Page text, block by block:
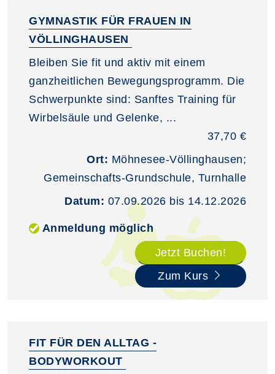
GYMNASTIK FÜR FRAUEN IN
VÖLLINGHAUSEN
Bleiben Sie fit und aktiv mit einem
ganzheitlichen Bewegungsprogramm. Die
Schwerpunkte sind: Sanftes Training für
Wirbelsäule und Gelenke, ...
37,70 €
Ort: Möhnesee-Völlinghausen;
Gemeinschafts-Grundschule, Turnhalle
Datum: 07.09.2026 bis 14.12.2026
Anmeldung möglich
Jetzt Buchen!
Zum Kurs
FIT FÜR DEN ALLTAG -
BODYWORKOUT